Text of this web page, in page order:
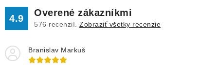
4.9
Overené zákazníkmi
576 recenzií. Zobraziť všetky recenzie
Branislav Markuš